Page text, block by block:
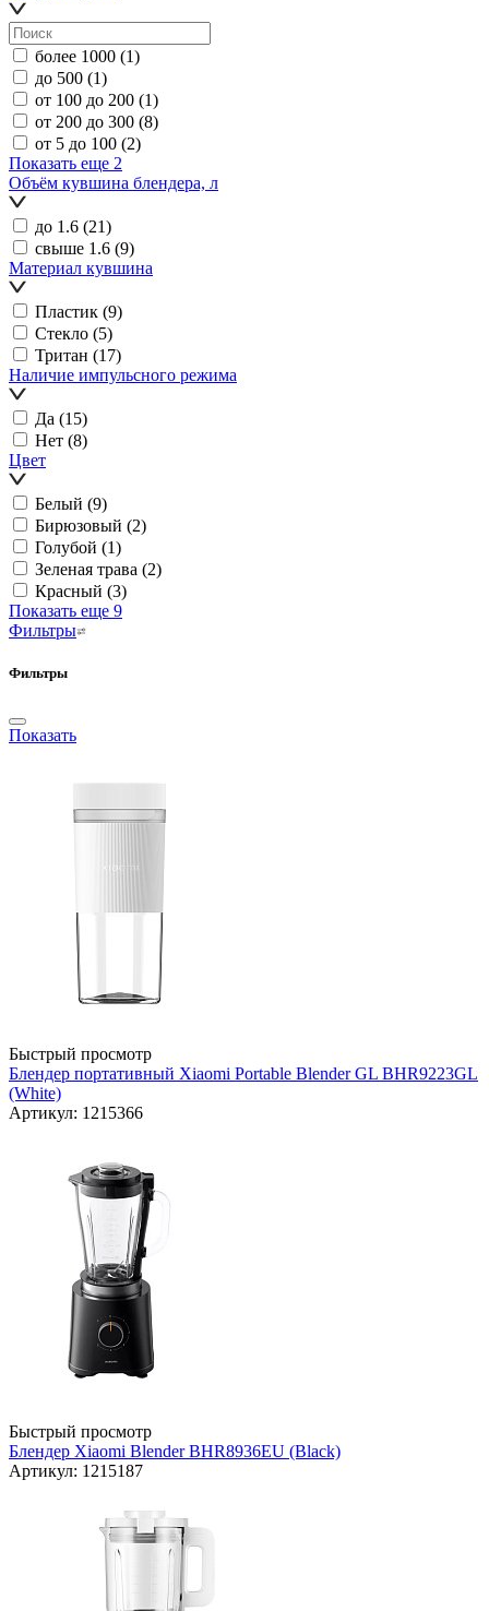
более 1000 (1)
до 500 (1)
от 100 до 200 (1)
от 200 до 300 (8)
от 5 до 100 (2)
Показать еще 2
Объём кувшина блендера, л
до 1.6 (21)
свыше 1.6 (9)
Материал кувшина
Пластик (9)
Стекло (5)
Тритан (17)
Наличие импульсного режима
Да (15)
Нет (8)
Цвет
Белый (9)
Бирюзовый (2)
Голубой (1)
Зеленая трава (2)
Красный (3)
Показать еще 9
Фильтры
Фильтры
Показать
Быстрый просмотр
Блендер портативный Xiaomi Portable Blender GL BHR9223GL
(White)
Артикул: 1215366
Быстрый просмотр
Блендер Xiaomi Blender BHR8936EU (Black)
Артикул: 1215187